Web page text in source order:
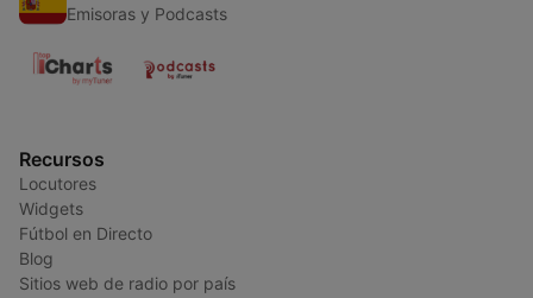
Emisoras y Podcasts
Recursos
Locutores
Widgets
Fútbol en Directo
Blog
Sitios web de radio por país